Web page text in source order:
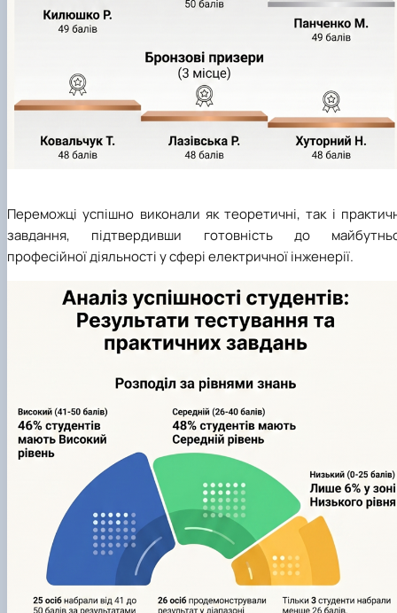
Переможці успішно виконали як теоретичні, так і
завдання, підтвердивши готовність до
професійної діяльності у сфері електричної інженерії.